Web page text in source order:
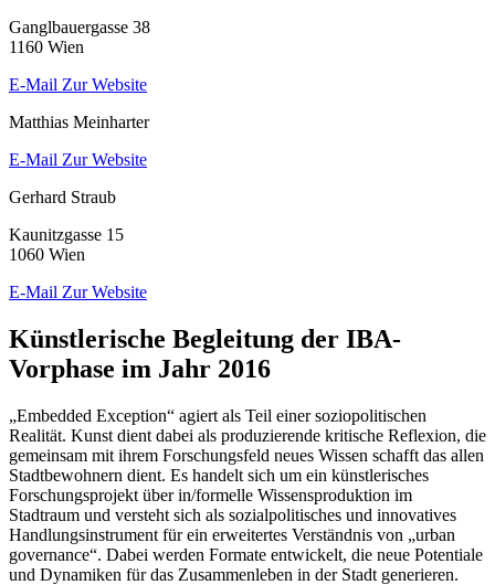
Ganglbauergasse 38
1160 Wien
E-Mail Zur Website
Matthias Meinharter
E-Mail Zur Website
Gerhard Straub
Kaunitzgasse 15
1060 Wien
E-Mail Zur Website
Künstlerische Begleitung der IBA-
Vorphase im Jahr 2016
„Embedded Exception“ agiert als Teil einer soziopolitischen
Realität. Kunst dient dabei als produzierende kritische Reflexion, die
gemeinsam mit ihrem Forschungsfeld neues Wissen schafft das allen
Stadtbewohnern dient. Es handelt sich um ein künstlerisches
Forschungsprojekt über in/formelle Wissensproduktion im
Stadtraum und versteht sich als sozialpolitisches und innovatives
Handlungsinstrument für ein erweitertes Verständnis von „urban
governance“. Dabei werden Formate entwickelt, die neue Potentiale
und Dynamiken für das Zusammenleben in der Stadt generieren.